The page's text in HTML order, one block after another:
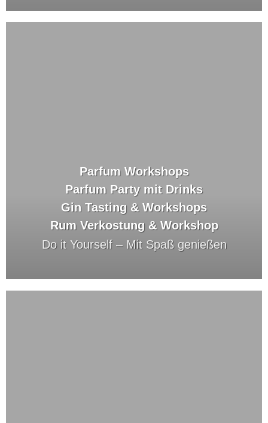
Parfum Workshops
Parfum Party mit Drinks
Gin Tasting & Workshops
Rum Verkostung & Workshop
Do it Yourself –Mit Spaß genießen